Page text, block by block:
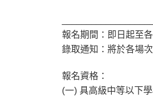
報名期間：即日起至
錄取通知：將於各場
報名資格：
(一) 具高級中等以下